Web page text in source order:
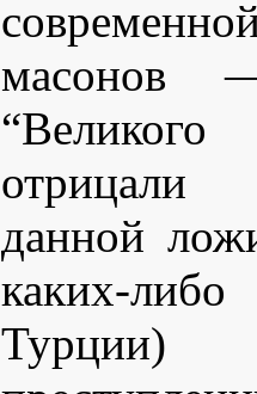
масонов
отрицали
данной
каких-